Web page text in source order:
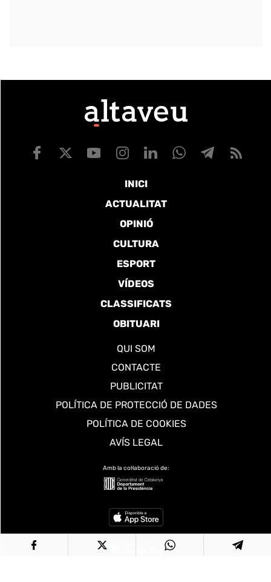
INICI
ACTUALITAT
OPINIÓ
CULTURA
ESPORT
VÍDEOS
CLASSIFICATS
OBITUARI
QUI SOM
CONTACTE
PUBLICITAT
POLÍTICA DE PROTECCIÓ DE DADES
POLÍTICA DE COOKIES
AVÍS LEGAL
Amb la col·laboració de: